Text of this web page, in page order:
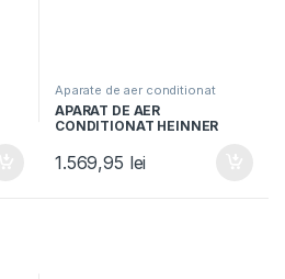
Aparate de aer conditionat
APARAT DE AER
CONDITIONAT HEINNER
A++, WIFI, Kit instalare inclus
3m, Functie iFeel, Alb
1.569,95 lei